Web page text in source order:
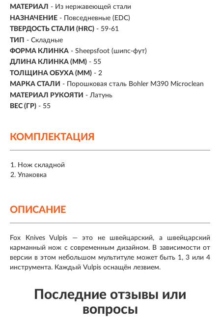
МАТЕРИАЛ - Из нержавеющей стали
НАЗНАЧЕНИЕ - Повседневные (EDC)
ТВЕРДОСТЬ СТАЛИ (HRC) - 59-61
ТИП - Складные
ФОРМА КЛИНКА - Sheepsfoot (шипс-фут)
ДЛИНА КЛИНКА (ММ) - 55
ТОЛЩИНА ОБУХА (ММ) - 2
МАРКА СТАЛИ -
Порошковая сталь Bohler M390 Microclean
МАТЕРИАЛ РУКОЯТИ - Латунь
ВЕС (ГР) - 55
КОМПЛЕКТАЦИЯ
Нож складной
Упаковка
ОПИСАНИЕ
Fox Knives Vulpis — это не швейцарский, а швейцарский
карманный нож с современным дизайном. В зависимости от
версии в этом небольшом мультитуле может быть 1, 3 или 4
инструмента. Каждый Vulpis оснащён лезвием.
Последние отзывы или
вопросы